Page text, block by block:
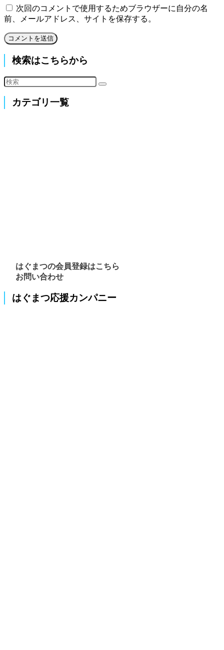
次回のコメントで使用するためブラウザーに自分の名
前、メールアドレス、サイトを保存する。
検索はこちらから
カテゴリ一覧
はぐまつの会員登録はこちら
お問い合わせ
はぐまつ応援カンパニー